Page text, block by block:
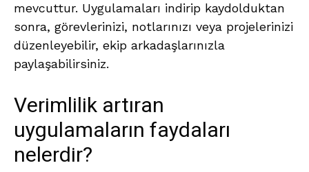
mevcuttur. Uygulamaları indirip kaydolduktan
sonra, görevlerinizi, notlarınızı veya projelerinizi
düzenleyebilir, ekip arkadaşlarınızla
paylaşabilirsiniz.
Verimlilik artıran
uygulamaların faydaları
nelerdir?